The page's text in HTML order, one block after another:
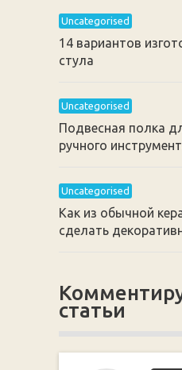
Uncategorised
14 вариантов
стула
Uncategorised
Подвесная полка
ручного
Uncategorised
Как из обычной
сделать
статьи